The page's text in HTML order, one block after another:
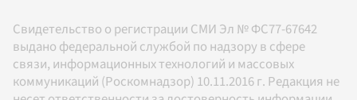
Свидетельство о регистрации СМИ Эл № ФС77-67642
выдано федеральной службой по надзору в сфере
связи, информационных технологий и массовых
коммуникаций (Роскомнадзор) 10.11.2016 г. Редакция не